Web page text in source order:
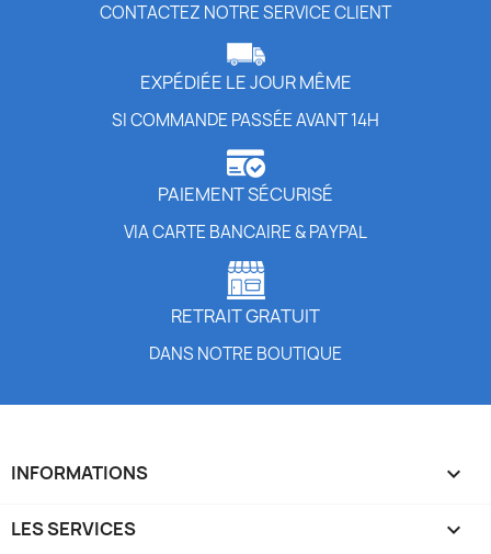
CONTACTEZ NOTRE SERVICE CLIENT
EXPÉDIÉE LE JOUR MÊME
SI COMMANDE PASSÉE AVANT 14H
PAIEMENT SÉCURISÉ
VIA CARTE BANCAIRE & PAYPAL
RETRAIT GRATUIT
DANS NOTRE BOUTIQUE
INFORMATIONS 
LES SERVICES 